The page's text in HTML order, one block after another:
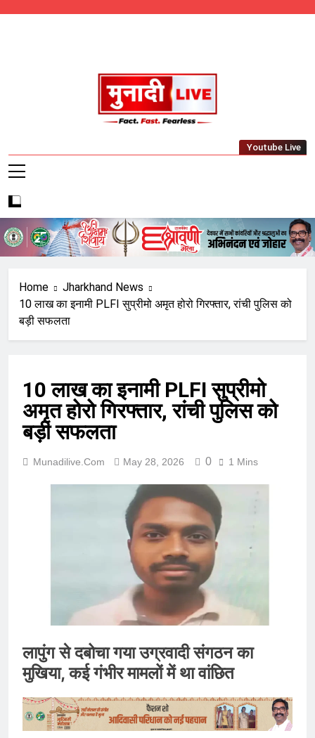
Munadi Live – Jharkhand's Leading Local
Youtube Live
Home
Jharkhand News
10 लाख का इनामी PLFI सुप्रीमो अमृत होरो गिरफ्तार, रांची पुलिस को
बड़ी सफलता
10 लाख का इनामी PLFI सुप्रीमो
अमृत होरो गिरफ्तार, रांची पुलिस को
बड़ी सफलता
Munadilive.com May 28, 2026 0 1 Mins
लापुंग से दबोचा गया उग्रवादी संगठन का
मुखिया, कई गंभीर मामलों में था वांछित